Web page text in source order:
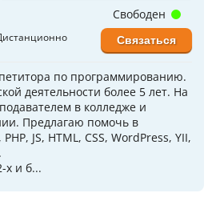
по программированию.
деятельности более 5 лет. На
в колледже и
Предлагаю помочь в
JS, HTML, CSS, WordPress, YII,
х и б...
Свободен
Связаться